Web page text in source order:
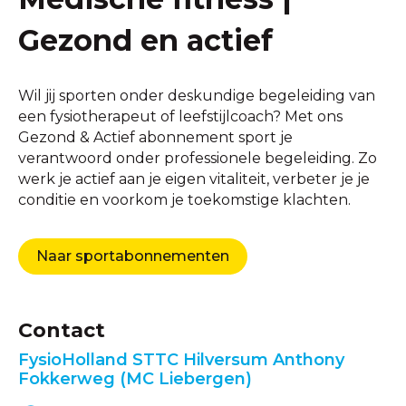
Gezond en actief
Wil jij sporten onder deskundige begeleiding van
een fysiotherapeut of leefstijlcoach? Met ons
Gezond & Actief abonnement sport je
verantwoord onder professionele begeleiding. Zo
werk je actief aan je eigen vitaliteit, verbeter je je
conditie en voorkom je toekomstige klachten.
Naar sportabonnementen
Contact
FysioHolland STTC Hilversum Anthony
Fokkerweg (MC Liebergen)